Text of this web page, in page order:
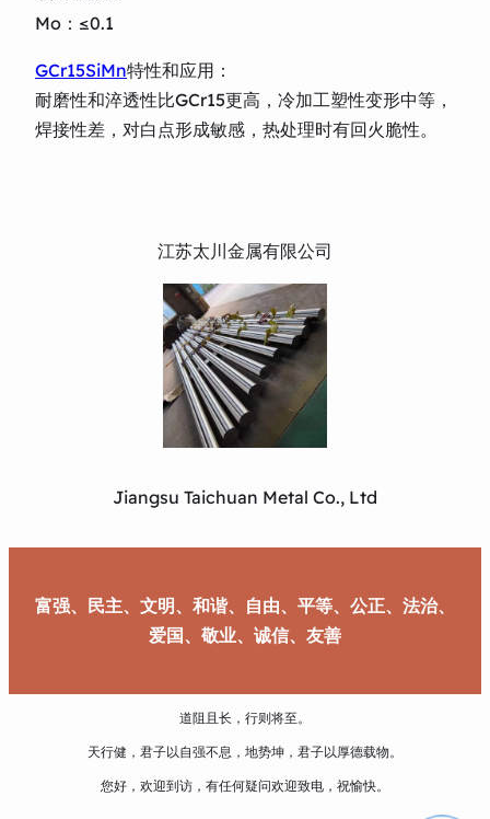
Mo：≤0.1
GCr15SiMn特性和应用：
耐磨性和淬透性比GCr15更高，冷加工塑性变形中等，
焊接性差，对白点形成敏感，热处理时有回火脆性。
江苏太川金属有限公司
Jiangsu Taichuan Metal Co., Ltd
富强、民主、文明、和谐、自由、平等、公正、法治、
爱国、敬业、诚信、友善
道阻且长，行则将至。
天行健，君子以自强不息，地势坤，君子以厚德载物。
您好，欢迎到访，有任何疑问欢迎致电，祝愉快。